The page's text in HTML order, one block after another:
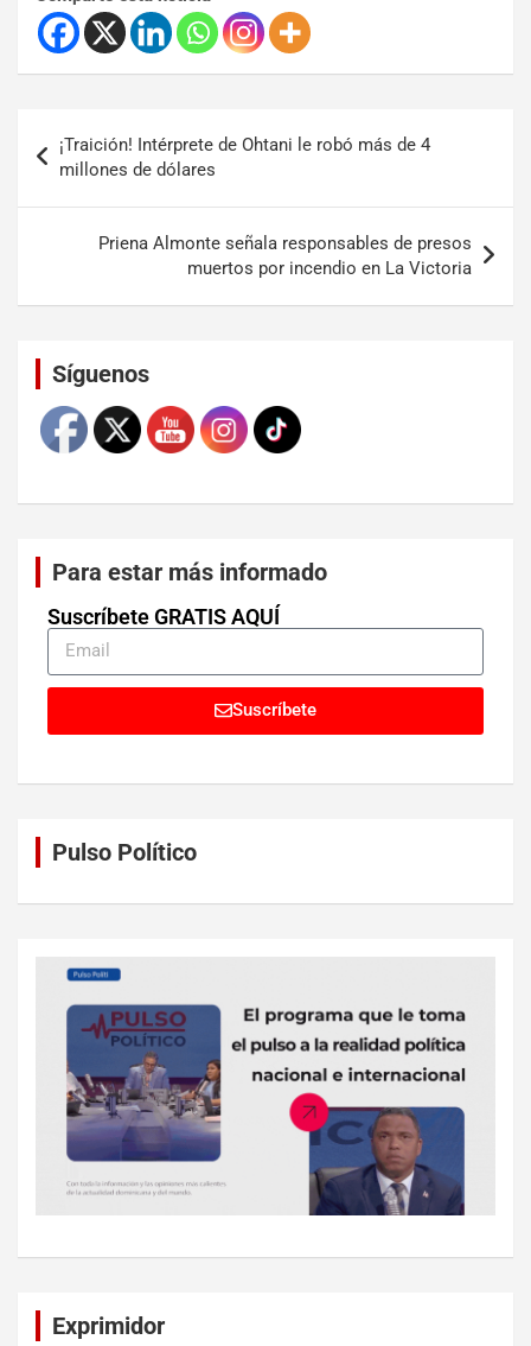
¡Traición! Intérprete de Ohtani le robó más de 4
millones de dólares
Priena Almonte señala responsables de presos
muertos por incendio en La Victoria
Síguenos
Para estar más informado
Suscríbete GRATIS AQUÍ
Suscríbete
Pulso Político
Exprimidor